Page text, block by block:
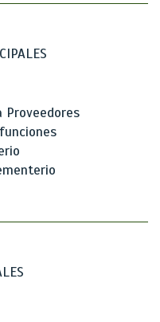
Proveedores